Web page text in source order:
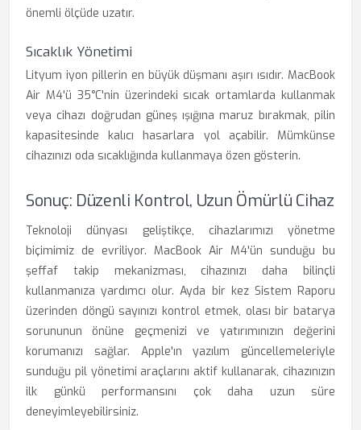
önemli ölçüde uzatır.
Sıcaklık Yönetimi
Lityum iyon pillerin en büyük düşmanı aşırı ısıdır. MacBook
Air M4'ü 35°C'nin üzerindeki sıcak ortamlarda kullanmak
veya cihazı doğrudan güneş ışığına maruz bırakmak, pilin
kapasitesinde kalıcı hasarlara yol açabilir. Mümkünse
cihazınızı oda sıcaklığında kullanmaya özen gösterin.
Sonuç: Düzenli Kontrol, Uzun Ömürlü Cihaz
Teknoloji dünyası geliştikçe, cihazlarımızı yönetme
biçimimiz de evriliyor. MacBook Air M4'ün sunduğu bu
şeffaf takip mekanizması, cihazınızı daha bilinçli
kullanmanıza yardımcı olur. Ayda bir kez Sistem Raporu
üzerinden döngü sayınızı kontrol etmek, olası bir batarya
sorununun önüne geçmenizi ve yatırımınızın değerini
korumanızı sağlar. Apple'ın yazılım güncellemeleriyle
sunduğu pil yönetimi araçlarını aktif kullanarak, cihazınızın
ilk günkü performansını çok daha uzun süre
deneyimleyebilirsiniz.